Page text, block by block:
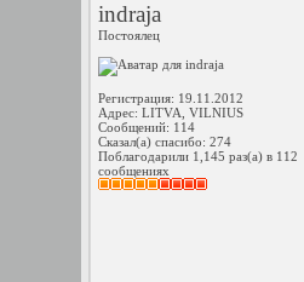
indraja
Постоялец
Регистрация: 19.11.2012
Адрес: LITVA, VILNIUS
Сообщений: 114
Сказал(а) спасибо: 274
Поблагодарили 1,145 раз(а) в 112
сообщениях